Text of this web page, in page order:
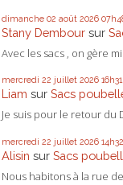
dimanche 02 août 2026
Stany Dembour sur
Avec les sacs , on gère
mercredi 22 juillet 2026 16h31
Liam sur Sacs
Je suis pour le retour du
mercredi 22 juillet 2026 14h32
Alisin sur Sacs
Nous habitons à la rue